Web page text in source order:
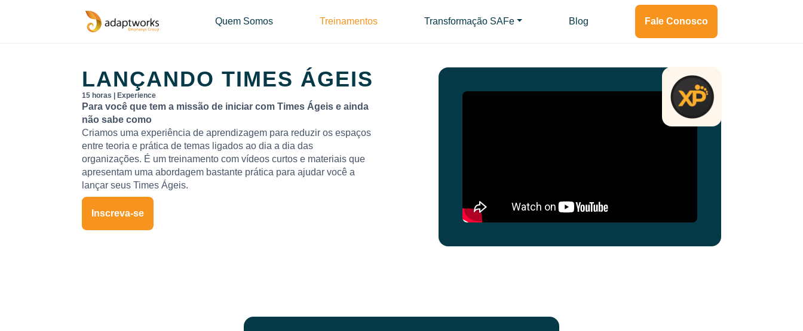
Quem Somos Treinamentos Transformação SAFe Blog Fale Conosco
LANÇANDO TIMES ÁGEIS
15 horas | Experience
Para você que tem a missão de iniciar com Times Ágeis e ainda
não sabe como
Criamos uma experiência de aprendizagem para reduzir os espaços
entre teoria e prática de temas ligados ao dia a dia das
organizações. É um treinamento com vídeos curtos e materiais que
apresentam uma abordagem bastante prática para ajudar você a
lançar seus Times Ágeis.
Inscreva-se